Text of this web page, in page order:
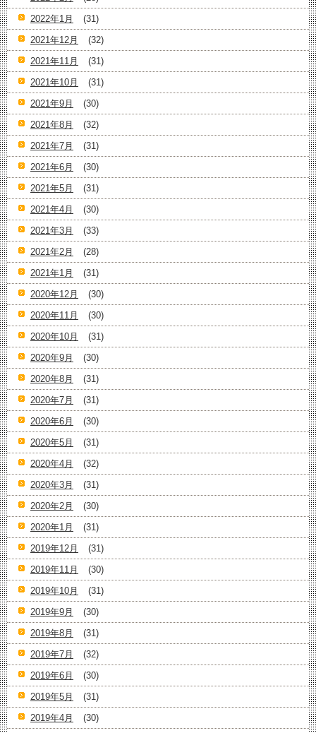
2022年1月
(31)
2021年12月
(32)
2021年11月
(31)
2021年10月
(31)
2021年9月
(30)
2021年8月
(32)
2021年7月
(31)
2021年6月
(30)
2021年5月
(31)
2021年4月
(30)
2021年3月
(33)
2021年2月
(28)
2021年1月
(31)
2020年12月
(30)
2020年11月
(30)
2020年10月
(31)
2020年9月
(30)
2020年8月
(31)
2020年7月
(31)
2020年6月
(30)
2020年5月
(31)
2020年4月
(32)
2020年3月
(31)
2020年2月
(30)
2020年1月
(31)
2019年12月
(31)
2019年11月
(30)
2019年10月
(31)
2019年9月
(30)
2019年8月
(31)
2019年7月
(32)
2019年6月
(30)
2019年5月
(31)
2019年4月
(30)